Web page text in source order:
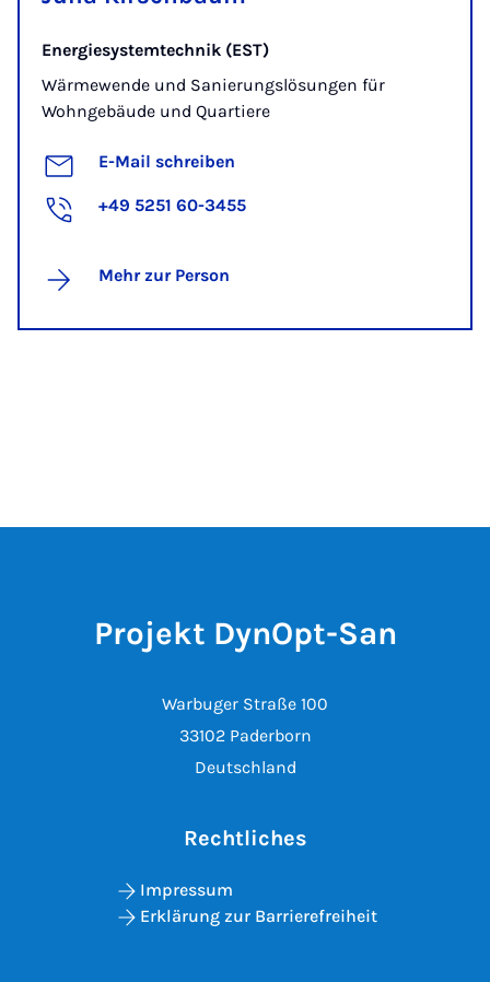
Energiesystemtechnik (EST)
Wärmewende und Sanierungslösungen für
Wohngebäude und Quartiere
E-Mail schreiben
+49 5251 60-3455
Mehr zur Person
Projekt DynOpt-San
Warbuger Straße 100
33102 Paderborn
Deutschland
Rechtliches
Impressum
Erklärung zur Barrierefreiheit